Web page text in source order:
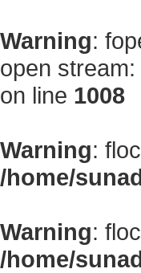
Warning:
open
on line 1008
Warning:
/home/
Warning:
/home/